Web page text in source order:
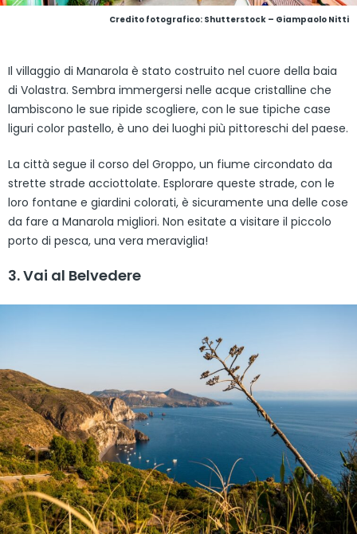
Credito fotografico: Shutterstock – Giampaolo Nitti
Il villaggio di Manarola è stato costruito nel cuore della baia
di Volastra. Sembra immergersi nelle acque cristalline che
lambiscono le sue ripide scogliere, con le sue tipiche case
liguri color pastello, è uno dei luoghi più pittoreschi del paese.
La città segue il corso del Groppo, un fiume circondato da
strette strade acciottolate. Esplorare queste strade, con le
loro fontane e giardini colorati, è sicuramente una delle cose
da fare a Manarola migliori. Non esitate a visitare il piccolo
porto di pesca, una vera meraviglia!
3. Vai al Belvedere